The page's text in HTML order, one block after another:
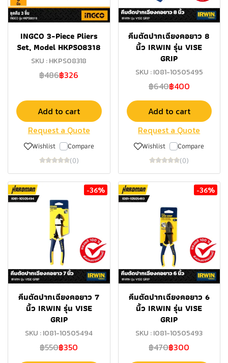
INGCO 3-Piece Pliers
Set, Model HKPS08318
SKU : HKPS08318
฿486฿326
Add to cart
Request a Quote
Wishlist Compare
(0)
คีมตัดปากเฉียงคอยาว 8
นิ้ว IRWIN รุ่น VISE
GRIP
SKU : I081-10505495
฿640฿400
Add to cart
Request a Quote
Wishlist Compare
(0)
-36%
คีมตัดปากเฉียงคอยาว 7
นิ้ว IRWIN รุ่น VISE
GRIP
SKU : I081-10505494
฿550฿350
-36%
คีมตัดปากเฉียงคอยาว 6
นิ้ว IRWIN รุ่น VISE
GRIP
SKU : I081-10505493
฿470฿300